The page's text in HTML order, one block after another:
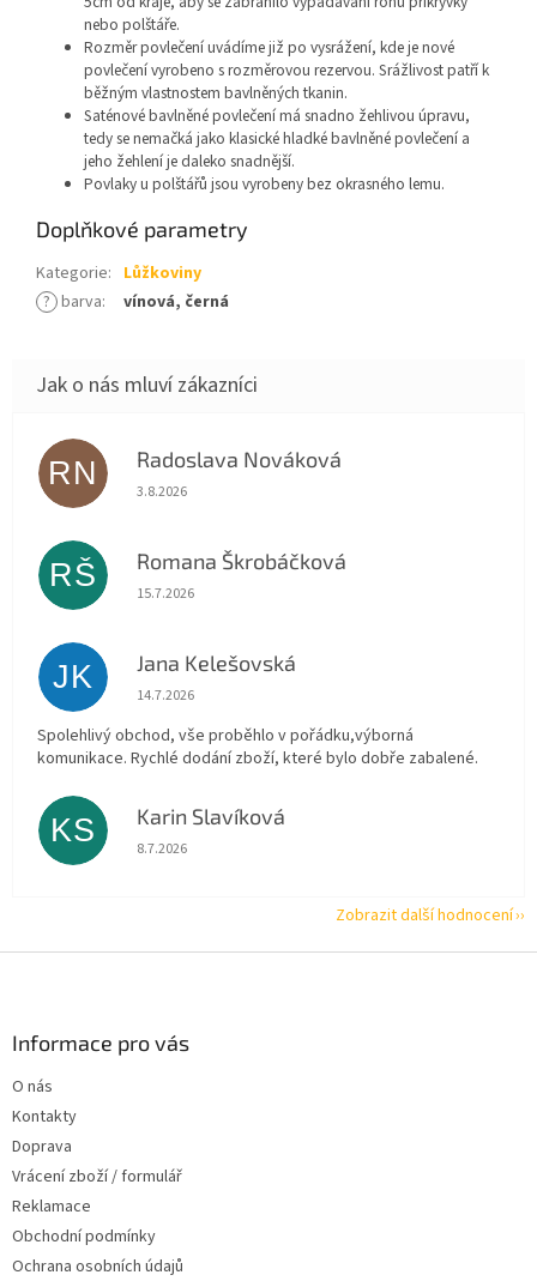
nebo polštáře.
Rozměr povlečení uvádíme již po vysrážení, kde je nové
povlečení vyrobeno s rozměrovou rezervou. Srážlivost patří k
běžným vlastnostem bavlněných tkanin.
Saténové bavlněné povlečení má snadno žehlivou úpravu,
tedy se nemačká jako klasické hladké bavlněné povlečení a
jeho žehlení je daleko snadnější.
Povlaky u polštářů jsou vyrobeny bez okrasného lemu.
Doplňkové parametry
Kategorie: Lůžkoviny
? barva: vínová, černá
RN Radoslava Nováková
Hodnocení obchodu je 5 z 5 hvězdiček.
3.8.2026
RŠ Romana Škrobáčková
Hodnocení obchodu je 5 z 5 hvězdiček.
15.7.2026
JK Jana Kelešovská
Hodnocení obchodu je 5 z 5 hvězdiček.
14.7.2026
Spolehlivý obchod, vše proběhlo v pořádku,výborná
komunikace. Rychlé dodání zboží, které bylo dobře zabalené.
KS Karin Slavíková
Hodnocení obchodu je 5 z 5 hvězdiček.
8.7.2026
Zobrazit další hodnocení
Informace pro vás
O nás
Kontakty
Doprava
Vrácení zboží / formulář
Reklamace
Obchodní podmínky
Ochrana osobních údajů